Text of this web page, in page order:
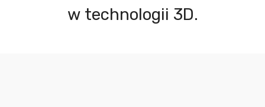
w technologii 3D.